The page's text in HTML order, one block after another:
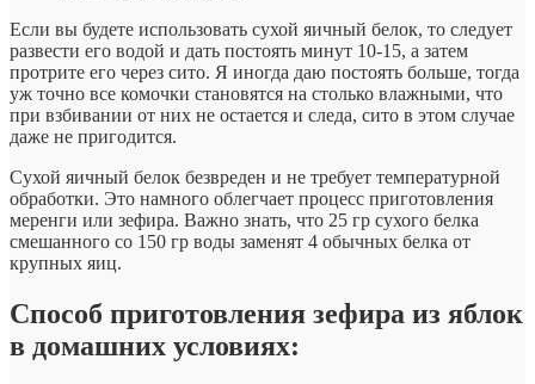
Если вы будете использовать сухой яичный белок, то следует
развести его водой и дать постоять минут 10-15, а затем
протрите его через сито. Я иногда даю постоять больше, тогда
уж точно все комочки становятся на столько влажными, что
при взбивании от них не остается и следа, сито в этом случае
даже не пригодится.
Сухой яичный белок безвреден и не требует температурной
обработки. Это намного облегчает процесс приготовления
меренги или зефира. Важно знать, что 25 гр сухого белка
смешанного со 150 гр воды заменят 4 обычных белка от
крупных яиц.
Способ приготовления зефира из яблок
в домашних условиях: